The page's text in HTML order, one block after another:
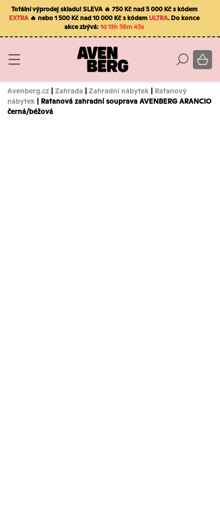
Totální výprodej skladu! SLEVA 🔥 750 Kč nad 5 000 Kč s kódem
EXTRA 🔥 nebo 1 500 Kč nad 10 000 Kč s kódem ULTRA. Do konce
akce zbývá:1d 13h 58m 44s
Avenberg.cz | Zahrada | Zahradní nábytek | Ratanový
nábytek | Ratanová zahradní souprava AVENBERG ARANCIO
černá/béžová